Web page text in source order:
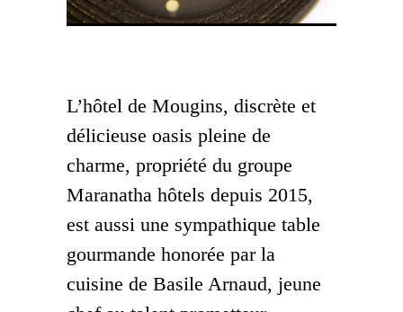
L’hôtel de Mougins, discrète et
délicieuse oasis pleine de
charme, propriété du groupe
Maranatha hôtels depuis 2015,
est aussi une sympathique table
gourmande honorée par la
cuisine de Basile Arnaud, jeune